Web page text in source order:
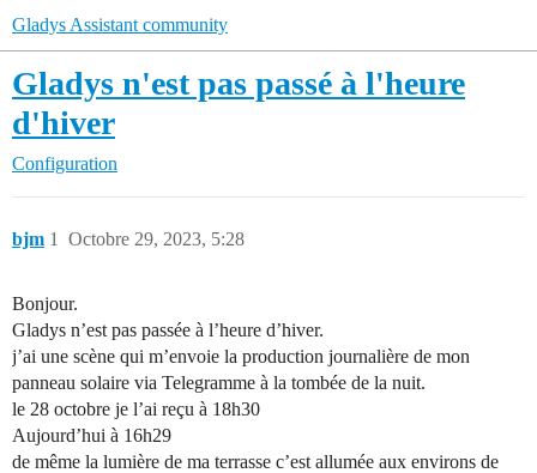
Gladys Assistant community
Gladys n'est pas passé à l'heure
d'hiver
Configuration
bjm Octobre 29, 2023, 5:28
1
Bonjour.
Gladys n’est pas passée à l’heure d’hiver.
j’ai une scène qui m’envoie la production journalière de mon
panneau solaire via Telegramme à la tombée de la nuit.
le 28 octobre je l’ai reçu à 18h30
Aujourd’hui à 16h29
de même la lumière de ma terrasse c’est allumée aux environs de